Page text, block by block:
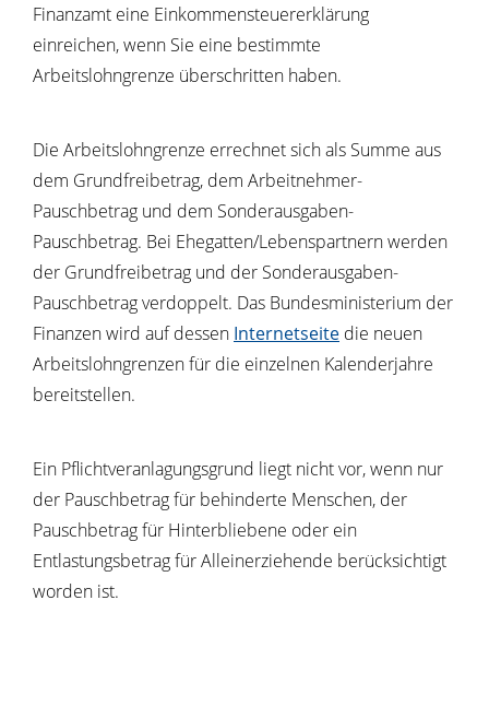
Finanzamt eine Einkommensteuererklärung
einreichen, wenn Sie eine bestimmte
Arbeitslohngrenze überschritten haben.
Die Arbeitslohngrenze errechnet sich als Summe aus
dem Grundfreibetrag, dem Arbeitnehmer-
Pauschbetrag und dem Sonderausgaben-
Pauschbetrag. Bei Ehegatten/Lebenspartnern werden
der Grundfreibetrag und der Sonderausgaben-
Pauschbetrag verdoppelt. Das Bundesministerium der
Finanzen wird auf dessen Internetseite die neuen
Arbeitslohngrenzen für die einzelnen Kalenderjahre
bereitstellen.
Ein Pflichtveranlagungsgrund liegt nicht vor, wenn nur
der Pauschbetrag für behinderte Menschen, der
Pauschbetrag für Hinterbliebene oder ein
Entlastungsbetrag für Alleinerziehende berücksichtigt
worden ist.